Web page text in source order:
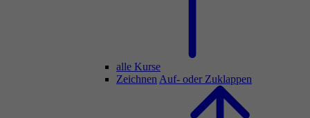
alle Kurse
Zeichnen Auf- oder Zuklappen